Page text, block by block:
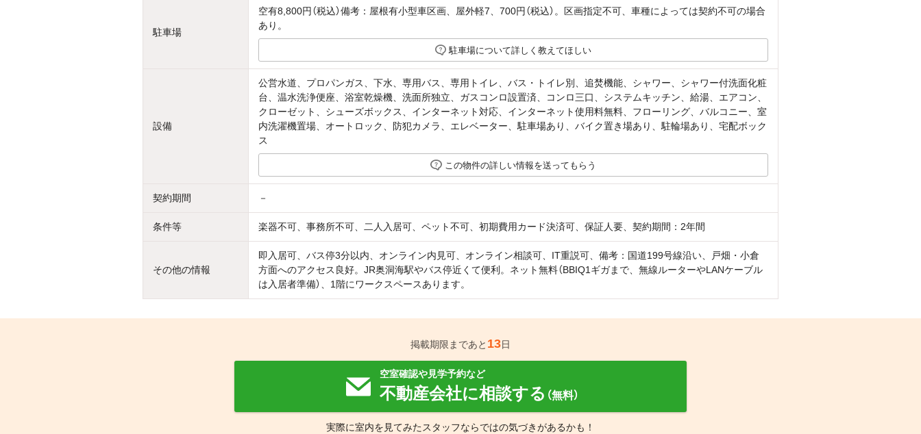
駐車場
空有8,800円（税込）備考：屋根有小型車区画、屋外軽7、700円（税込）。区画指定不可、車種によっては契約不可の場合
あり。
駐車場について詳しく教えてほしい
設備
公営水道、プロパンガス、下水、専用バス、専用トイレ、バス・トイレ別、追焚機能、シャワー、シャワー付洗面化粧
台、温水洗浄便座、浴室乾燥機、洗面所独立、ガスコンロ設置済、コンロ三口、システムキッチン、給湯、エアコン、
クローゼット、シューズボックス、インターネット対応、インターネット使用料無料、フローリング、バルコニー、室
内洗濯機置場、オートロック、防犯カメラ、エレベーター、駐車場あり、バイク置き場あり、駐輪場あり、宅配ボック
ス
この物件の詳しい情報を送ってもらう
契約期間 －
条件等 楽器不可、事務所不可、二人入居可、ペット不可、初期費用カード決済可、保証人要、契約期間：2年間
その他の情報
即入居可、バス停3分以内、オンライン内見可、オンライン相談可、IT重説可、備考：国道199号線沿い、戸畑・小倉
方面へのアクセス良好。JR奥洞海駅やバス停近くて便利。ネット無料（BBIQ1ギガまで、無線ルーターやLANケーブル
は入居者準備）、1階にワークスペースあります。
掲載期限まであと 13日
空室確認や見学予約など
不動産会社に相談する （無料）
実際に室内を見てみたスタッフならではの気づきがあるかも！